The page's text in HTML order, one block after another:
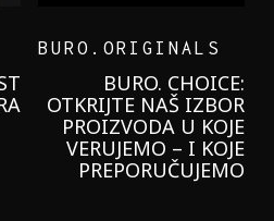
GARNIER KREMU I
NIKADA NIŠTA
LAGANIJE NISAM
KORISTILA